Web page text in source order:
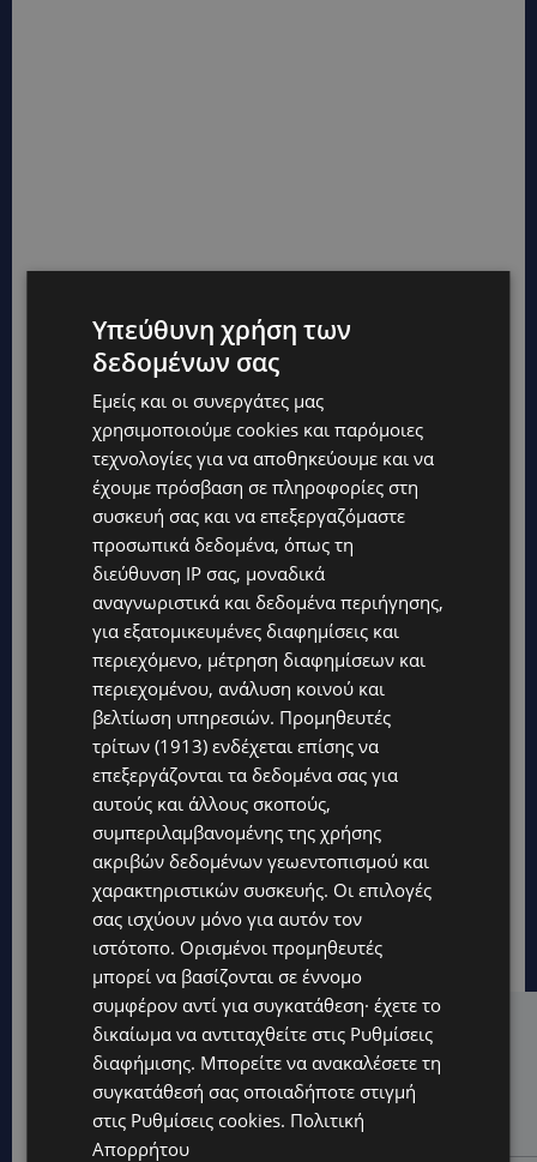
Hot this week
UPDATES
Ο κατασκευαστικός τομέας στην Κύπρο: Ισχυρή
δυναμική εν μέσω αβεβαιότητας
Υπεύθυνη χρήση των
δεδομένων σας
Εμείς και οι συνεργάτες μας
χρησιμοποιούμε cookies και παρόμοιες
τεχνολογίες για να αποθηκεύουμε και να
έχουμε πρόσβαση σε πληροφορίες στη
συσκευή σας και να επεξεργαζόμαστε
προσωπικά δεδομένα, όπως τη
διεύθυνση IP σας, μοναδικά
αναγνωριστικά και δεδομένα περιήγησης,
για εξατομικευμένες διαφημίσεις και
περιεχόμενο, μέτρηση διαφημίσεων και
περιεχομένου, ανάλυση κοινού και
βελτίωση υπηρεσιών. Προμηθευτές
τρίτων (1913) ενδέχεται επίσης να
επεξεργάζονται τα δεδομένα σας για
αυτούς και άλλους σκοπούς,
συμπεριλαμβανομένης της χρήσης
ακριβών δεδομένων γεωεντοπισμού και
χαρακτηριστικών συσκευής. Οι επιλογές
σας ισχύουν μόνο για αυτόν τον
ιστότοπο. Ορισμένοι προμηθευτές
μπορεί να βασίζονται σε έννομο
συμφέρον αντί για συγκατάθεση· έχετε το
δικαίωμα να αντιταχθείτε στις Ρυθμίσεις
διαφήμισης. Μπορείτε να ανακαλέσετε τη
συγκατάθεσή σας οποιαδήποτε στιγμή
στις Ρυθμίσεις cookies. Πολιτική
Απορρήτου